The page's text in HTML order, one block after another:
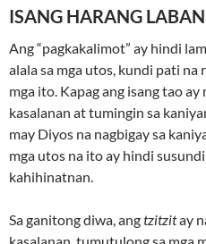
ISANG HARANG
Ang “pagkakalimot” ay hindi
alala sa mga utos, kundi pati na
mga ito. Kapag ang isang tao
kasalanan at tumingin sa
may Diyos na nagbigay sa
mga utos na ito ay hindi
kahihinatnan.
Sa ganitong diwa, angtzitzitay